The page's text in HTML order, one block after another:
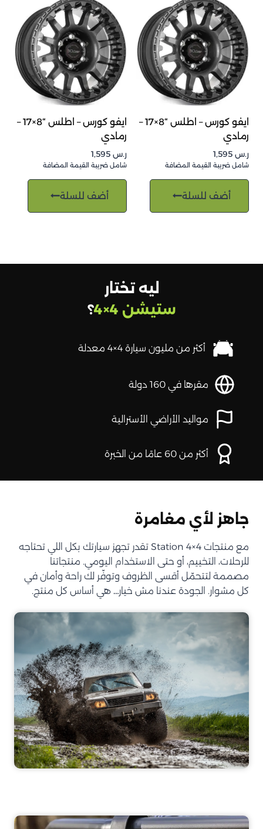
ايفو كورس – اطلس “8×17 –
رمادي
ر.س
شامل ضريبة القيمة المضافة
أضف للسلة
ايفو كورس – اطلس “8×17 –
رمادي
ر.س
شامل ضريبة القيمة المضافة
أضف للسلة
ليه تختار
ستيشن 4×4
؟
أكثر من مليون سيارة 4×4 معدلة
مقرها في 160 دولة
مواليد الأراضي الأسترالية
أكثر من 60 عامًا من الخبرة
جاهز لأي مغامرة
مع منتجات Station 4×4 تقدر تجهز سيارتك بكل اللي تحتاجه
للرحلات، التخييم، أو حتى الاستخدام اليومي. منتجاتنا
مصممة لتتحمّل أقسى الظروف وتوفّر لك راحة وأمان في
كل مشوار. الجودة عندنا مش خيار… هي أساس كل منتج.